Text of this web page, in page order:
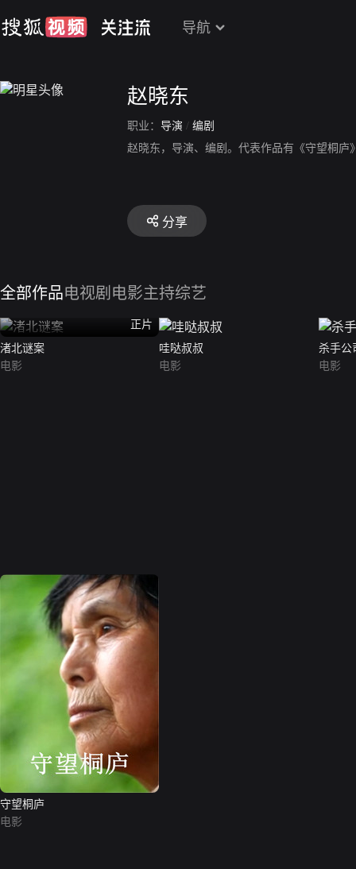
导航
赵晓东
职业： 导演 / 编剧
赵晓东，导演、编剧。代表作品有《守望桐庐
分享
全部作品电视剧 电影主持综艺
正片
渚北谜案
电影
哇哒叔叔
电影
杀手公
电影
守望桐庐
电影